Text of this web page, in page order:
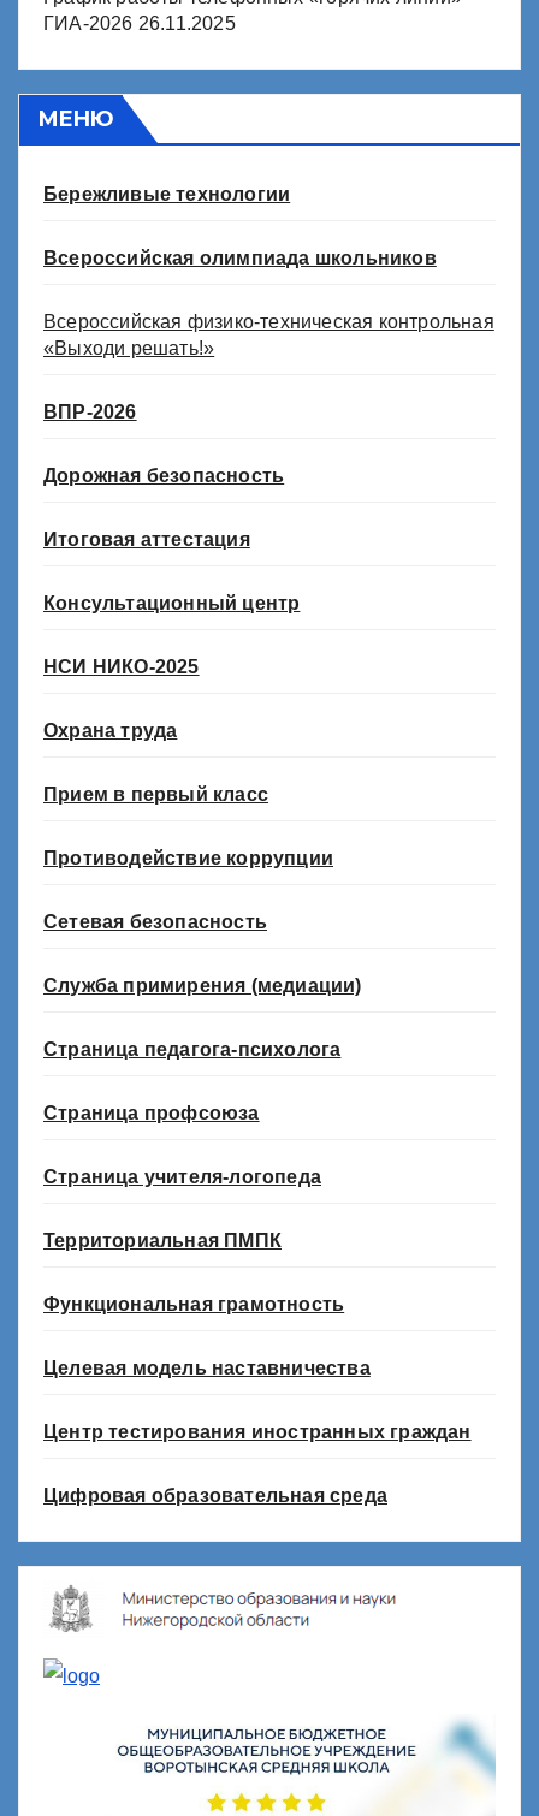
ГИА-2026 26.11.2025
МЕНЮ
Бережливые технологии
Всероссийская олимпиада школьников
Всероссийская физико-техническая контрольная
«Выходи решать!»
ВПР-2026
Дорожная безопасность
Итоговая аттестация
Консультационный центр
НСИ НИКО-2025
Охрана труда
Прием в первый класс
Противодействие коррупции
Сетевая безопасность
Служба примирения (медиации)
Страница педагога-психолога
Страница профсоюза
Страница учителя-логопеда
Территориальная ПМПК
Функциональная грамотность
Целевая модель наставничества
Центр тестирования иностранных граждан
Цифровая образовательная среда